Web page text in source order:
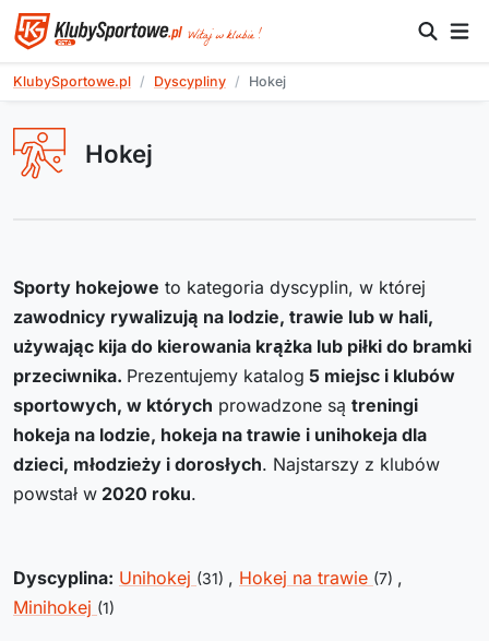
KlubySportowe.pl Dyscypliny Hokej
Hokej
Sporty hokejowe to kategoria dyscyplin, w której
zawodnicy rywalizują na lodzie, trawie lub w hali,
używając kija do kierowania krążka lub piłki do bramki
przeciwnika. Prezentujemy katalog 5 miejsc i klubów
sportowych, w których prowadzone są treningi
hokeja na lodzie, hokeja na trawie i unihokeja dla
dzieci, młodzieży i dorosłych. Najstarszy z klubów
powstał w 2020 roku.
Dyscyplina: Unihokej (31) , Hokej na trawie (7) ,
Minihokej (1)